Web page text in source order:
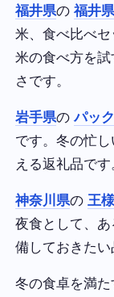
福井県の福井
米、食べ比べ
米の食べ方を
さです。
岩手県のパッ
です。冬の忙
える返礼品です
神奈川県の 王
夜食として、
備しておきたい
冬の食卓を満た